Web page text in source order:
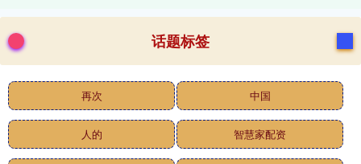
话题标签
再次 中国
人的 智慧家配资